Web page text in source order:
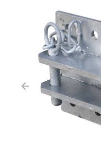
Précédent
arrow_backward